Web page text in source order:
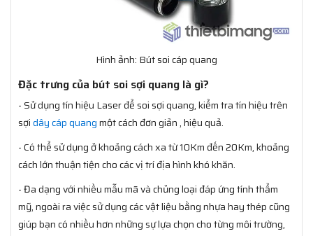
Hình ảnh: Bút soi cáp quang
Đặc trưng của bút soi sợi quang là gì?
- Sử dụng tín hiệu Laser để soi sợi quang, kiểm tra tín hiệu trên
sợidây cáp quangmột cách đơn giản , hiệu quả.
- Có thể sử dụng ở khoảng cách xa từ 10Km đến 20Km, khoảng
cách lớn thuận tiện cho các vị trí địa hình khó khăn.
- Đa dạng với nhiều mẫu mã và chủng loại đáp ứng tính thẩm
mỹ, ngoài ra việc sử dụng các vật liệu bằng nhựa hay thép cũng
giúp bạn có nhiều hơn những sự lựa chọn cho từng môi trường,